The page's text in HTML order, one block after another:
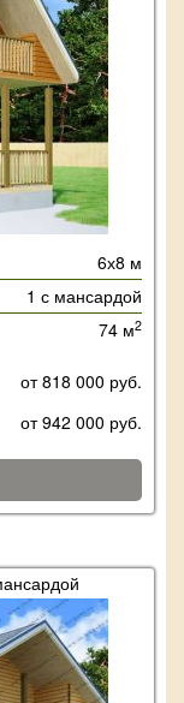
6х8 м
1 с мансардой
74 м2
от 818 000 руб.
от 942 000 руб.